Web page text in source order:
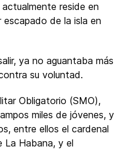
reside en
de la isla en
ya no aguantaba más
su voluntad.
Obligatorio (SMO),
miles de jóvenes, y
entre ellos el cardenal
La Habana, y el